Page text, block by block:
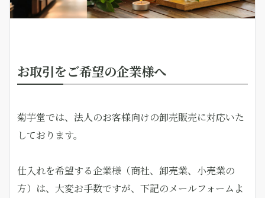
お取引をご希望の企業様へ
菊芋堂では、法人のお客様向けの卸売販売に対応いた
しております。
仕入れを希望する企業様（商社、卸売業、小売業の
方）は、大変お手数ですが、下記のメールフォームよ